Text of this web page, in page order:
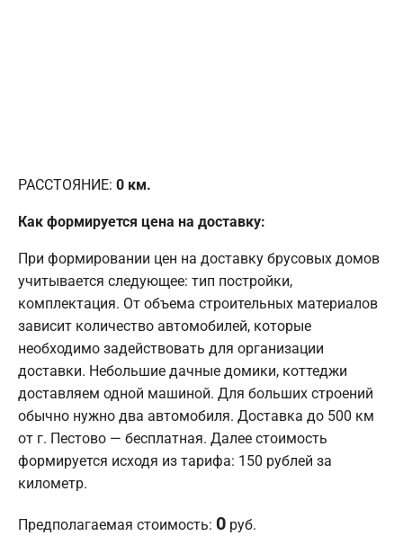
РАССТОЯНИЕ: 0 км.
Как формируется цена на доставку:
При формировании цен на доставку брусовых домов
учитывается следующее: тип постройки,
комплектация. От объема строительных материалов
зависит количество автомобилей, которые
необходимо задействовать для организации
доставки. Небольшие дачные домики, коттеджи
доставляем одной машиной. Для больших строений
обычно нужно два автомобиля. Доставка до 500 км
от г. Пестово — бесплатная. Далее стоимость
формируется исходя из тарифа: 150 рублей за
километр.
Предполагаемая стоимость: 0 руб.